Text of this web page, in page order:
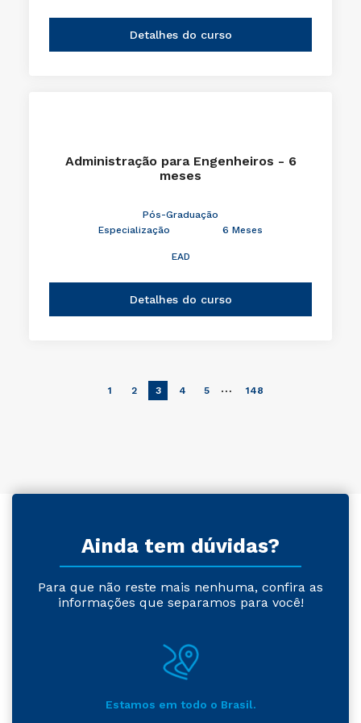
Detalhes do curso
Administração para Engenheiros - 6
meses
Pós-Graduação
Especialização
6 Meses
EAD
Detalhes do curso
1 2 3 4 5 … 148
Ainda tem dúvidas?
Para que não reste mais nenhuma, confira as
informações que separamos para você!
Estamos em todo o Brasil.